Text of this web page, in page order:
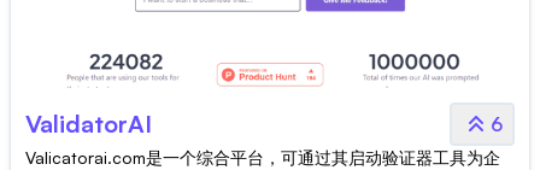
ValidatorAI 6
Valicatorai.com是一个综合平台，可通过其启动验证器工具为企